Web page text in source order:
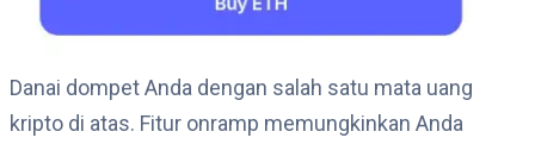
Danai dompet Anda dengan salah satu mata uang
kripto di atas. Fitur onramp memungkinkan Anda